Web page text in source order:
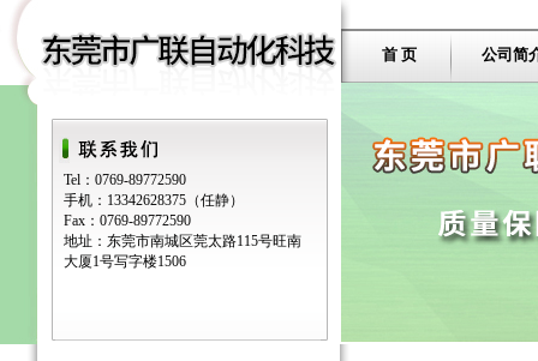
Tel：0769-89772590
手机：13342628375（任静）
Fax：0769-89772590
地址：东莞市南城区莞太路115号旺南
大厦1号写字楼1506
首 页 公司简